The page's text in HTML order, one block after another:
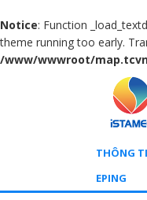
Notice: Function
theme running too early.
/www/wwwroot/
THÔNG
EPING